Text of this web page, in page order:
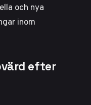
och nya
inom
efter